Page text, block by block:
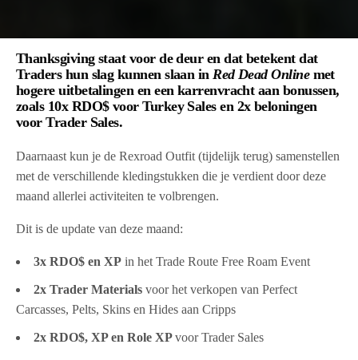
Thanksgiving staat voor de deur en dat betekent dat
Traders hun slag kunnen slaan inRed Dead Online met
hogere uitbetalingen en een karrenvracht aan bonussen,
zoals 10x RDO$ voor Turkey Sales en 2x beloningen
voor Trader Sales.
Daarnaast kun je de Rexroad Outfit (tijdelijk terug) samenstellen
met de verschillende kledingstukken die je verdient door deze
maand allerlei activiteiten te volbrengen.
Dit is de update van deze maand:
3x RDO$ en XP in het Trade Route Free Roam Event
2x Trader Materials voor het verkopen van Perfect
Carcasses, Pelts, Skins en Hides aan Cripps
2x RDO$, XP en Role XPvoor Trader Sales